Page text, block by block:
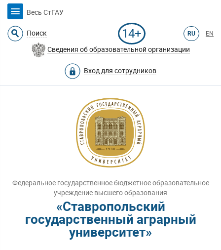
Весь СтГАУ
Поиск 14+ RU EN
Сведения об образовательной организации
Вход для сотрудников
Федеральное государственное бюджетное образовательное
учреждение высшего образования
«Ставропольский
государственный аграрный
университет»